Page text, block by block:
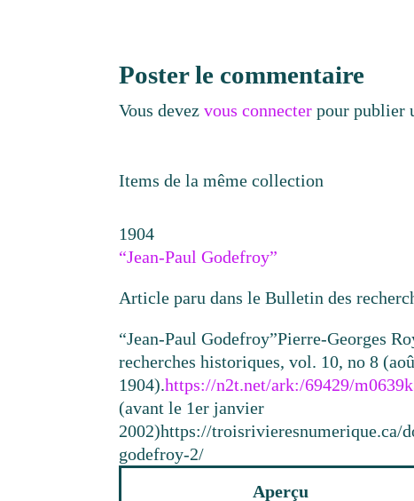
Poster le commentaire
Vous devezvous connecter pour publier
Items de la même collection
1904
“Jean-Paul Godefroy”
Article paru dans le Bulletin des
“Jean-Paul Godefroy”Pierre-Georges
recherches historiques, vol. 10, no 8
1904).https://n2t.net/ark:/69429/
(avant le 1er janvier
2002)https://troisrivieresnumerique.ca/
godefroy-2/
Aperçu